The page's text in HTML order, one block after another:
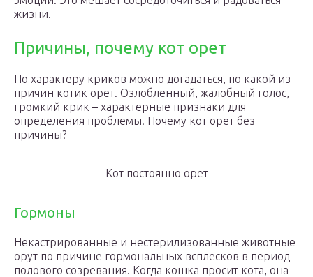
жизни.
Причины, почему кот орет
По характеру криков можно догадаться, по какой из
причин котик орет. Озлобленный, жалобный голос,
громкий крик – характерные признаки для
определения проблемы. Почему кот орет без
причины?
Кот постоянно орет
Гормоны
Некастрированные и нестерилизованные животные
орут по причине гормональных всплесков в период
полового созревания. Когда кошка просит кота, она